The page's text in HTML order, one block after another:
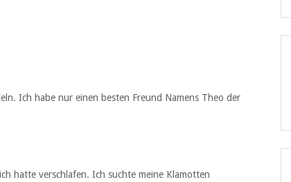
Ich habe nur einen besten Freund Namens Theo der
hatte verschlafen. Ich suchte meine Klamotten